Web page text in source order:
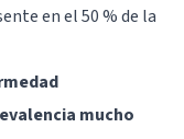
en el 50 % de la
mucho